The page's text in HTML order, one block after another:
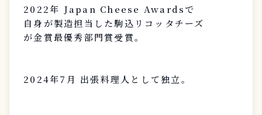
2022年 Japan Cheese Awardsで
自身が製造担当した駒込リコッタチーズ
が金賞最優秀部門賞受賞。
2024年7月 出張料理人として独立。